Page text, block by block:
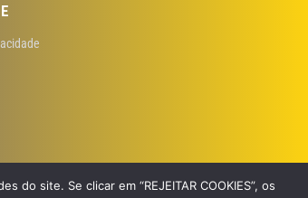
site. Se clicar em “REJEITAR COOKIES”, os